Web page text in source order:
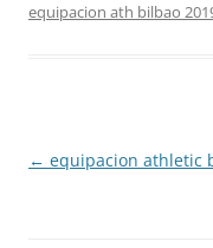
equipacion ath bilbao
Navegación
← equipacion athletic